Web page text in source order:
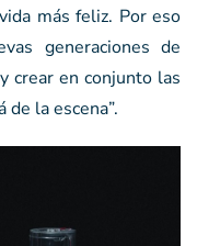
más feliz. Por eso
generaciones de
crear en conjunto las
la escena”.